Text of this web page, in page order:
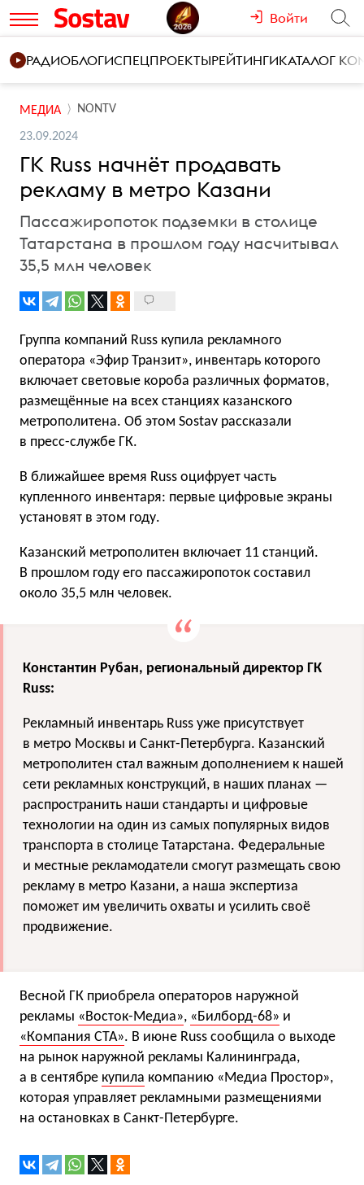
Войти
РАДИОБЛОГИСПЕЦПРОЕКТЫРЕЙТИНГИКАТАЛОГ
МЕДИА NONTV
23.09.2024
ГК Russ начнёт продавать
рекламу в метро Казани
Пассажиропоток подземки в столице
Татарстана в прошлом году насчитывал
35,5 млн человек
Группа компаний Russ купила рекламного
оператора «Эфир Транзит», инвентарь которого
включает световые короба различных форматов,
размещённые на всех станциях казанского
метрополитена. Об этом Sostav рассказали
в пресс-службе ГК.
В ближайшее время Russ оцифрует часть
купленного инвентаря: первые цифровые экраны
установят в этом году.
Казанский метрополитен включает 11 станций.
В прошлом году его пассажиропоток составил
около 35,5 млн человек.
Константин Рубан, региональный директор ГК
Russ:
Рекламный инвентарь Russ уже присутствует
в метро Москвы и Санкт-Петербурга. Казанский
метрополитен стал важным дополнением к нашей
сети рекламных конструкций, в наших планах —
распространить наши стандарты и цифровые
технологии на один из самых популярных видов
транспорта в столице Татарстана. Федеральные
и местные рекламодатели смогут размещать свою
рекламу в метро Казани, а наша экспертиза
поможет им увеличить охваты и усилить своё
продвижение.
Весной ГК приобрела операторов наружной
рекламы «Восток-Медиа», «Билборд-68» и
«Компания СТА». В июне Russ сообщила о выходе
на рынок наружной рекламы Калининграда,
а в сентябре купила компанию «Медиа Простор»,
которая управляет рекламными размещениями
на остановках в Санкт-Петербурге.